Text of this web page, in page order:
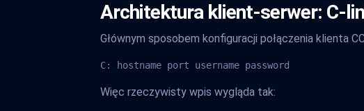
Architektura klient-serwer: C-
Głównym sposobem konfiguracji połączenia klienta
C: hostname port username password
Więc rzeczywisty wpis wygląda tak: